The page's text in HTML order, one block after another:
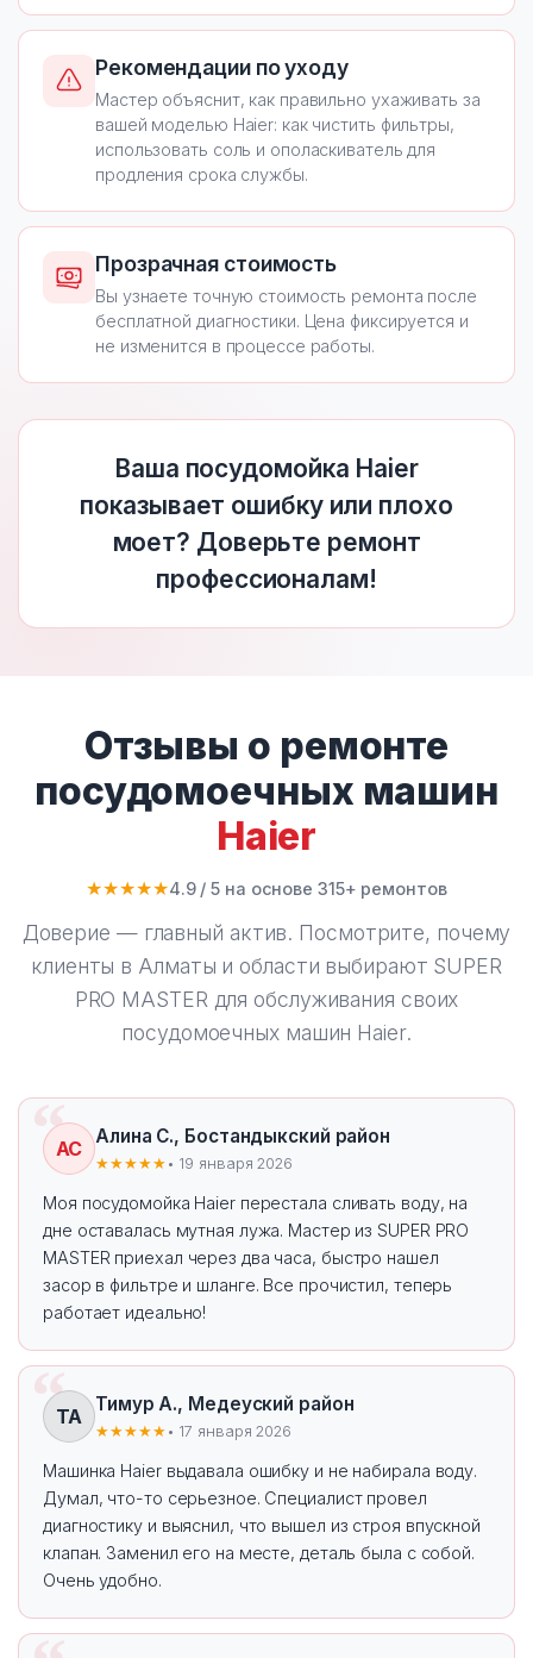
Рекомендации по уходу
Мастер объяснит, как правильно ухаживать за
вашей моделью Haier: как чистить фильтры,
использовать соль и ополаскиватель для
продления срока службы.
Прозрачная стоимость
Вы узнаете точную стоимость ремонта после
бесплатной диагностики. Цена фиксируется и
не изменится в процессе работы.
Ваша посудомойка Haier
показывает ошибку или плохо
моет? Доверьте ремонт
профессионалам!
Отзывы о ремонте
посудомоечных машин
Haier
★★★★★4.9 / 5 на основе 315+ ремонтов
Доверие — главный актив. Посмотрите, почему
клиенты в Алматы и области выбирают SUPER
PRO MASTER для обслуживания своих
посудомоечных машин Haier.
АС
Алина С., Бостандыкский район
★★★★★ • 19 января 2026
Моя посудомойка Haier перестала сливать воду, на
дне оставалась мутная лужа. Мастер из SUPER PRO
MASTER приехал через два часа, быстро нашел
засор в фильтре и шланге. Все прочистил, теперь
работает идеально!
ТА
Тимур А., Медеуский район
★★★★★ • 17 января 2026
Машинка Haier выдавала ошибку и не набирала воду.
Думал, что-то серьезное. Специалист провел
диагностику и выяснил, что вышел из строя впускной
клапан. Заменил его на месте, деталь была с собой.
Очень удобно.